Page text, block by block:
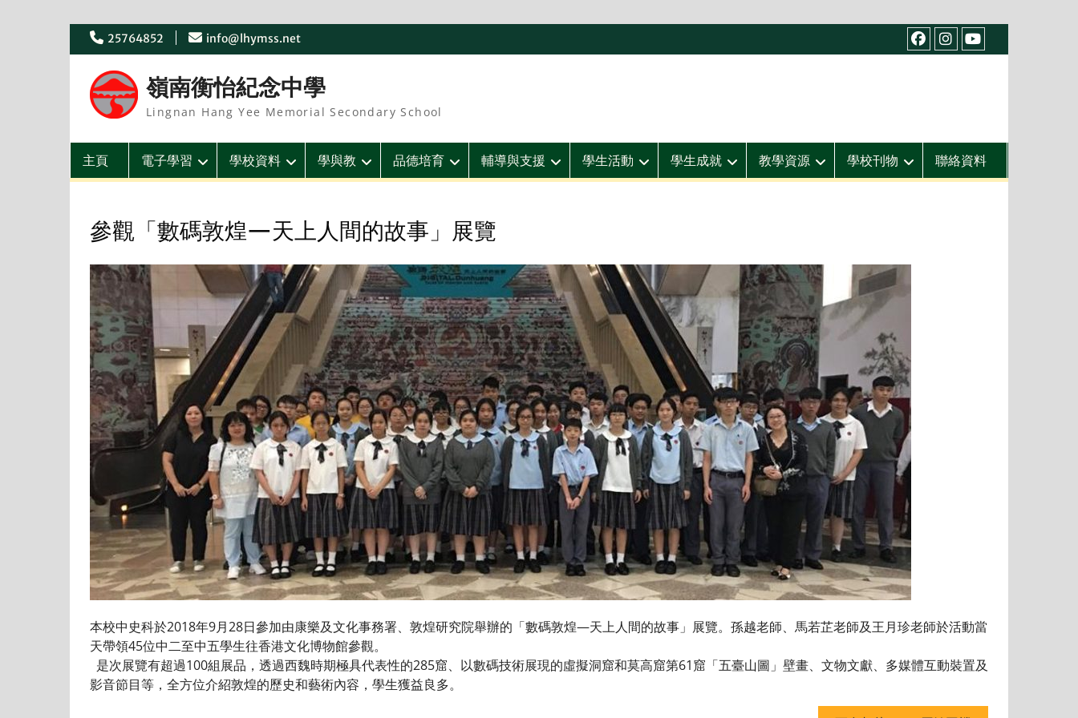
Skip
25764852
info@lhymss.net
facebook
IG youtube
嶺南衡怡紀念中學
Lingnan Hang Yee Memorial Secondary School
主頁 電子學習 學校資料 學與教 品德培育 輔導與支援 學生活動 學生成就 教學資源 學校刊物 聯絡資料
參觀「數碼敦煌—天上人間的故事」展覽
本校中史科於2018年9月28日參加由康樂及文化事務署、敦煌研究院舉辦的「數碼敦煌—天上人間的故事」展覽。孫越老師、馬若芷老師及王月珍老師於活動當
天帶領45位中二至中五學生往香港文化博物館參觀。
是次展覽有超過100組展品，透過西魏時期極具代表性的285窟、以數碼技術展現的虛擬洞窟和莫高窟第61窟「五臺山圖」壁畫、文物文獻、多媒體互動裝置及
影音節目等，全方位介紹敦煌的歷史和藝術內容，學生獲益良多。